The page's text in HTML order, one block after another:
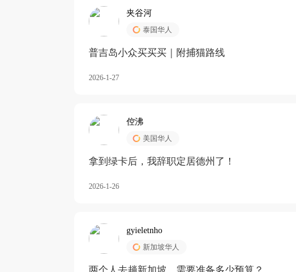
夹谷河
泰国华人
️普吉岛小众买买买｜附捕猫路线
2026-1-27
倥沸
美国华人
拿到绿卡后，我辞职定居德州了！
2026-1-26
gyieletnho
新加坡华人
两个人去趟新加坡，需要准备多少预算？